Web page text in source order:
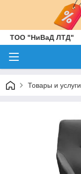
ТОО "НиВаД ЛТД"
Товары и услуги